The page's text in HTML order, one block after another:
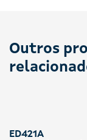
Outros
ED421A